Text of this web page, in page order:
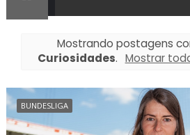
Mostrando postagens
Curiosidades. Mostrar
BUNDESLIGA